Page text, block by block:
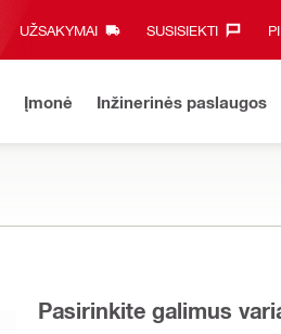
UŽSAKYMAI SUSISIEKTI‎
Įmonė Inžinerinės paslaugos
Pasirinkite galimus